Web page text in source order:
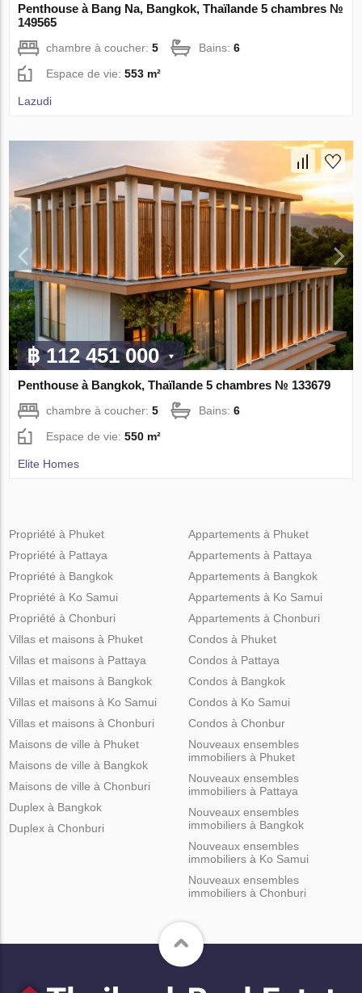
Penthouse à Bang Na, Bangkok, Thaïlande 5 chambres №
149565
chambre à coucher:5 Bains:6
Espace de vie:553 m²
Lazudi
฿ 112 451 000
Penthouse à Bangkok, Thaïlande 5 chambres № 133679
chambre à coucher:5 Bains:6
Espace de vie:550 m²
Elite Homes
Propriété à Phuket
Propriété à Pattaya
Propriété à Bangkok
Propriété à Ko Samui
Propriété à Chonburi
Appartements à Phuket
Appartements à Pattaya
Appartements à Bangkok
Appartements à Ko Samui
Appartements à Chonburi
Villas et maisons à Phuket
Villas et maisons à Pattaya
Villas et maisons à Bangkok
Villas et maisons à Ko Samui
Villas et maisons à Chonburi
Condos à Phuket
Condos à Pattaya
Condos à Bangkok
Condos à Ko Samui
Condos à Chonbur
Maisons de ville à Phuket
Maisons de ville à Bangkok
Maisons de ville à Chonburi
Duplex à Bangkok
Duplex à Chonburi
Nouveaux ensembles
immobiliers à Phuket
Nouveaux ensembles
immobiliers à Pattaya
Nouveaux ensembles
immobiliers à Bangkok
Nouveaux ensembles
immobiliers à Ko Samui
Nouveaux ensembles
immobiliers à Chonburi